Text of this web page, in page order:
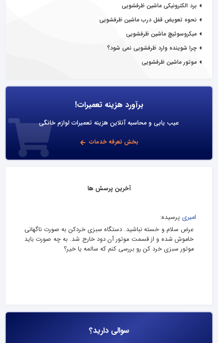
برد الکترونیکی ماشین ظرفشویی
نحوه تعویض قفل درب ماشین ظرفشویی
میکروسوئیچ ماشین ظرفشویی
چرا شوینده وارد ظرفشویی نمی شود؟
موتور ماشین ظرفشویی
برآورد هزینه تعمیرات!
عیب یابی و محاسبه آنلاین هزینه تعمیرات لوازم خانگی
بخش تعرفه خدمات
آخرین پرسش ها
امیری پرسیده:
عرض سلام و خسته نباشید. دستگاه سبزی خردکن به صورت ناگهانی
خاموش شده و از قسمت موتور آن دود خارج شد. به چه صورت باید
موتور سبزی خرد کن رو بررسی کنم که سالمه یا خیر؟
سوالی دارید؟